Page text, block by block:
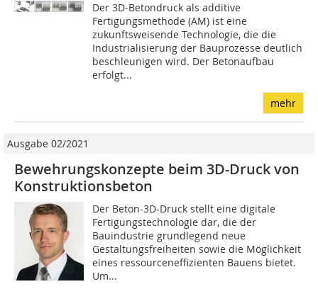
Der 3D-Betondruck als additive
Fertigungsmethode (AM) ist eine
zukunftsweisende Technologie, die die
Industrialisierung der Bauprozesse deutlich
beschleunigen wird. Der Betonaufbau
erfolgt...
mehr
Ausgabe 02/2021
Bewehrungskonzepte beim 3D-Druck von
Konstruktionsbeton
Der Beton-3D-Druck stellt eine digitale
Fertigungstechnologie dar, die der
Bauindustrie grundlegend neue
Gestaltungsfreiheiten sowie die Möglichkeit
eines ressourceneffizienten Bauens bietet.
Um...